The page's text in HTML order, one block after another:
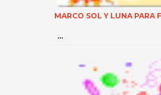
MARCO SOL Y LUNA PARA
…